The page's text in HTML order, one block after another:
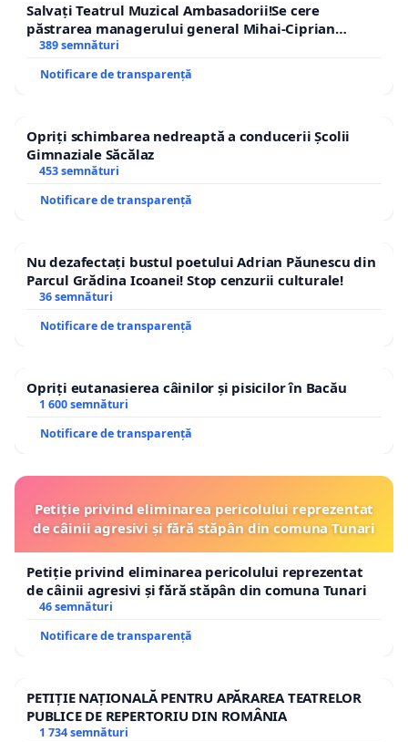
Salvați Teatrul Muzical Ambasadorii!Se cere
păstrarea managerului general Mihai-Ciprian
ROGOJAN
389 semnături
Notificare de transparență
Opriți schimbarea nedreaptă a conducerii Școlii
Gimnaziale Săcălaz
453 semnături
Notificare de transparență
Nu dezafectați bustul poetului Adrian Păunescu din
Parcul Grădina Icoanei! Stop cenzurii culturale!
36 semnături
Notificare de transparență
Opriți eutanasierea câinilor și pisicilor în Bacău
1 600 semnături
Notificare de transparență
Petiție privind eliminarea pericolului reprezentat
de câinii agresivi și fără stăpân din comuna Tunari
Petiție privind eliminarea pericolului reprezentat
de câinii agresivi și fără stăpân din comuna Tunari
46 semnături
Notificare de transparență
PETIȚIE NAȚIONALĂ PENTRU APĂRAREA TEATRELOR
PUBLICE DE REPERTORIU DIN ROMÂNIA
1 734 semnături